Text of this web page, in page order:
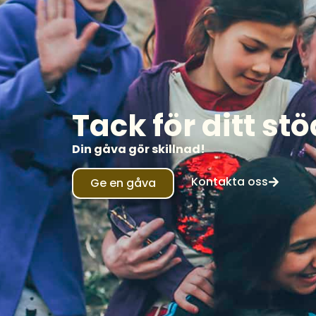
Tack för ditt
Din gåva gör skillnad!
Ge en gåva Kontakta oss